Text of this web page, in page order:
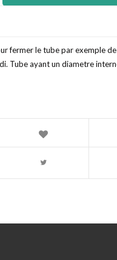
fermer le tube par exemple
Tube ayant un diametre